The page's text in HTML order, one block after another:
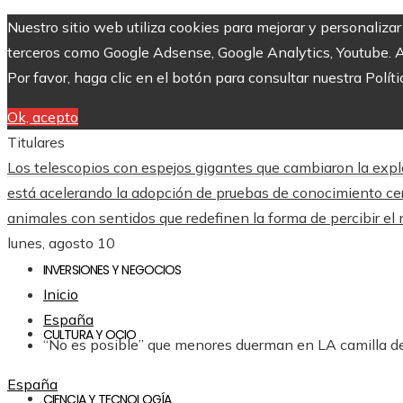
Nuestro sitio web utiliza cookies para mejorar y
terceros como Google Adsense, Google Analytics,
Por favor, haga clic en el botón para consultar nuestra
Ok, acepto
Titulares
Los telescopios con espejos gigantes que cambiaron la
está acelerando la adopción de pruebas de conocimiento
animales con sentidos que redefinen la forma de percibir el
lunes, agosto 10
INVERSIONES Y NEGOCIOS
CULTURA Y OCIO
CIENCIA Y TECNOLOGÍA
Inicio
España
“No es posible” que menores duerman en LA camilla
España